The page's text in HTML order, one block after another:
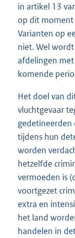
in artikel 13
op dit moment
Varianten op
niet. Wel
afdelingen met
komende
Het doel van
vluchtgevaar
gedetineerden
tijdens hun
worden
hetzelfde
vermoeden is
voortgezet
extra en
het land
handelen in